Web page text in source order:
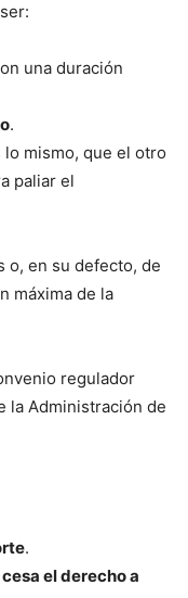
una duración
.
lo mismo, que el otro
paliar el
o, en su defecto, de
máxima de la
regulador
la Administración de
.
cesa el derecho a